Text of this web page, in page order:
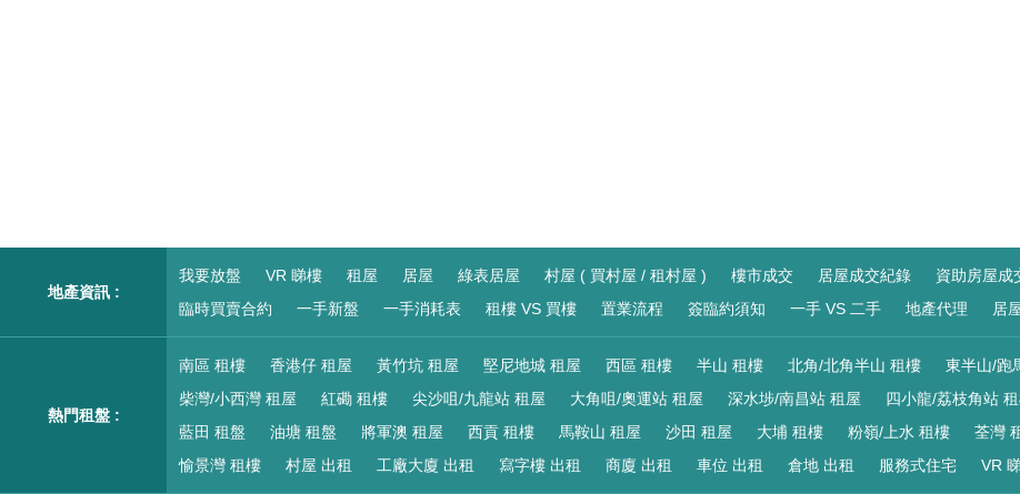
地產資訊 :
我要放盤 VR 睇樓 租屋 居屋 綠表居屋 村屋 ( 買村屋 / 租村屋 ) 樓市成交 居屋成交紀錄 資助房屋成
臨時買賣合約
一手新盤 一手消耗表 租樓 VS 買樓 置業流程 簽臨約須知 一手 VS 二手 地產代理 居
熱門租盤 :
南區 租樓 香港仔 租屋 黃竹坑 租屋 堅尼地城 租屋 西區 租樓 半山 租樓 北角/北角半山 租樓 東半山/跑
柴灣/小西灣 租屋
紅磡 租樓 尖沙咀/九龍站 租屋 大角咀/奧運站 租屋 深水埗/南昌站 租屋 四小龍/荔枝角站
藍田 租盤
油塘 租盤 將軍澳 租屋 西貢 租樓 馬鞍山 租屋 沙田 租屋 大埔 租樓 粉嶺/上水 租樓 荃灣
愉景灣 租樓
村屋 出租 工廠大廈 出租 寫字樓 出租 商廈 出租 車位 出租 倉地 出租 服務式住宅 VR